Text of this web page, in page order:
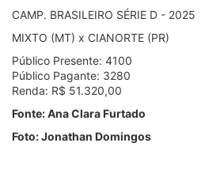
CAMP. BRASILEIRO SÉRIE D - 2025
MIXTO (MT) x CIANORTE (PR)
Público Presente: 4100
Público Pagante: 3280
Renda: R$ 51.320,00
Fonte: Ana Clara Furtado
Foto: Jonathan Domingos